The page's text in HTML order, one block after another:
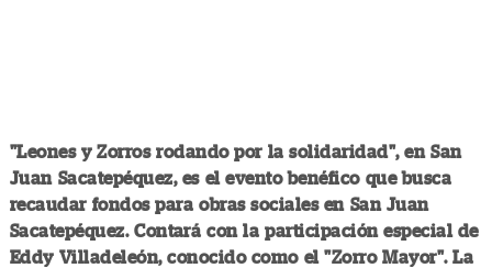
"Leones y Zorros rodando por la solidaridad", en San
Juan Sacatepéquez, es el evento benéfico que busca
recaudar fondos para obras sociales en San Juan
Sacatepéquez. Contará con la participación especial de
Eddy Villadeleón, conocido como el "Zorro Mayor". La